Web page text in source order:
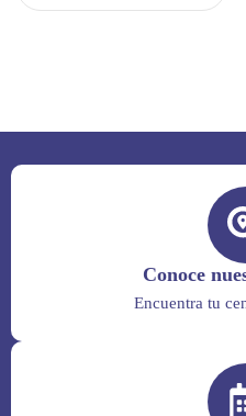
Conoce
Encuentra tu